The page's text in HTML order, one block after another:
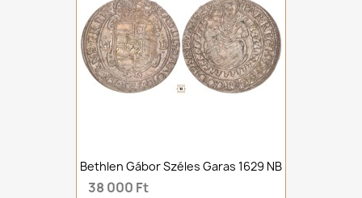
Bethlen Gábor Széles Garas 1629 NB
38 000 Ft